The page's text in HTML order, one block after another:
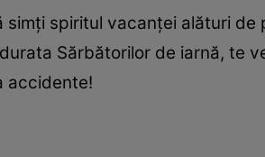
simţi spiritul vacanţei alături
Sărbătorilor de iarnă, te
accidente!